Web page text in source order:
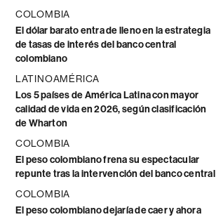
COLOMBIA
El dólar barato entra de lleno en la estrategia
de tasas de interés del banco central
colombiano
LATINOAMÉRICA
Los 5 países de América Latina con mayor
calidad de vida en 2026, según clasificación
de Wharton
COLOMBIA
El peso colombiano frena su espectacular
repunte tras la intervención del banco central
COLOMBIA
El peso colombiano dejaría de caer y ahora